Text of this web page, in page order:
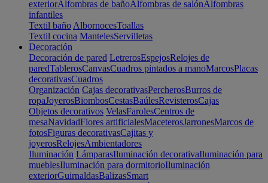
exteriorAlfombras de bañoAlfombras de salónAlfombras
infantiles
Textil baño AlbornocesToallas
Textil cocina MantelesServilletas
Decoración
Decoración de pared LetrerosEspejosRelojes de
paredTablerosCanvasCuadros pintados a manoMarcosPlacas
decorativasCuadros
Organización Cajas decorativasPercherosBurros de
ropaJoyerosBiombosCestasBaúlesRevisterosCajas
Objetos decorativos VelasFarolesCentros de
mesaNavidadFlores artificialesMaceterosJarronesMarcos de
fotosFiguras decorativasCajitas y
joyerosRelojesAmbientadores
Iluminación LámparasIluminación decorativaIluminación para
mueblesIluminación para dormitorioIluminación
exteriorGuirnaldasBalizasSmart